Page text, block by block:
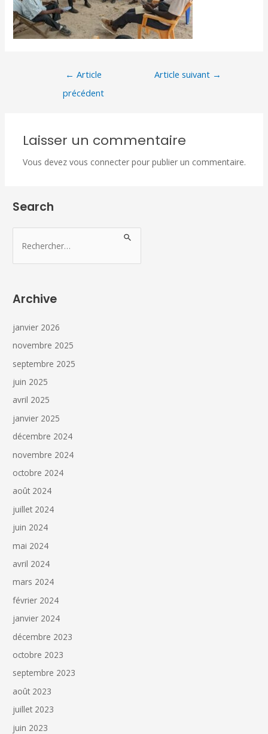
← Article
précédent
Article suivant →
Laisser un commentaire
Vous devez vous connecterpour publier un commentaire.
Search
Archive
janvier 2026
novembre 2025
septembre 2025
juin 2025
avril 2025
janvier 2025
décembre 2024
novembre 2024
octobre 2024
août 2024
juillet 2024
juin 2024
mai 2024
avril 2024
mars 2024
février 2024
janvier 2024
décembre 2023
octobre 2023
septembre 2023
août 2023
juillet 2023
juin 2023